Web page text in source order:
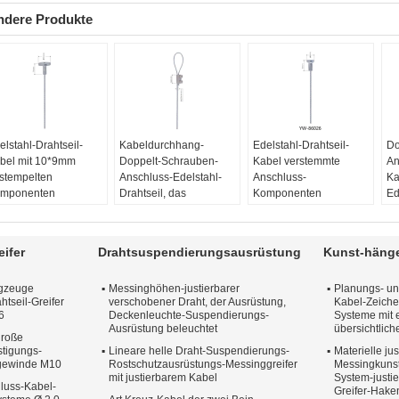
Produkte
Drahtseil-
mit 10*9mm
YW-
Stahl
Größe:10*9mm
Edelstahl/Stahl
Kabeldurchhang-
Doppelt-Schrauben-
Anschluss-Edelstahl-
Drahtseil, das
Einzelteilname:YW-
Kabelmaterial:
galvanisierter Stahl
Teil-Größe: 6.5*10mm
Material:
Messing/Edelstahl/Stahl
Edelstahl-Drahtseil-
Kabel verstemmte
Anschluss-
Komponenten
Einzelteilname:YW-
Kabelmaterial:
galvanisierter Stahl
Teil-Größe:
6*8mm
Material:
Greifer
M10
Kabel-
Drahtsuspendierungsausrüstung
Messinghöhen-justierbarer
verschobener Draht, der Ausrüstung,
Deckenleuchte-Suspendierungs-
Ausrüstung beleuchtet
Lineare helle Draht-Suspendierungs-
Rostschutzausrüstungs-Messinggreifer
mit justierbarem Kabel
Kunst-
Planungs-
Kabel-
Systeme mit
Materielle
System-
Greifer-